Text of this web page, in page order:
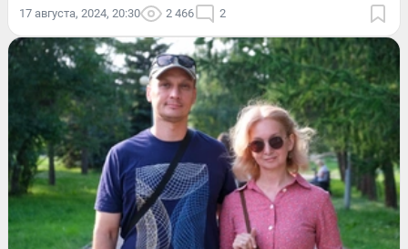
17 августа, 2024, 20:30 2 466 2